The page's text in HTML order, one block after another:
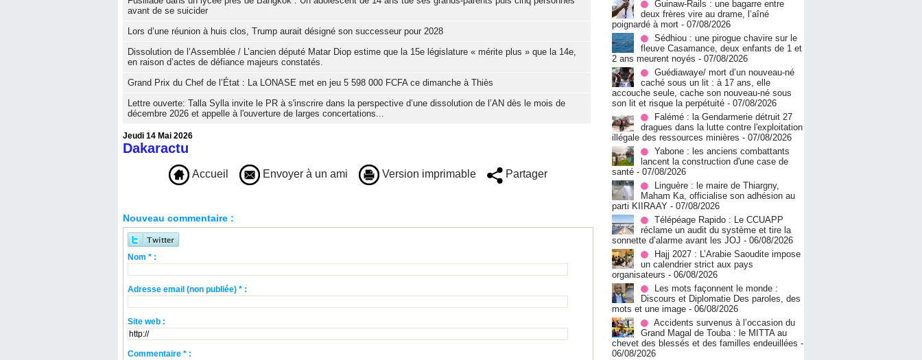
avant de se suicider
Lors d’une réunion à huis clos, Trump aurait désigné son successeur pour 2028
Dissolution de l’Assemblée / L’ancien député Matar Diop estime que la 15e législature « mérite plus » que la 14e,
en raison d’actes de défiance majeurs constatés.
Grand Prix du Chef de l’État : La LONASE met en jeu 5 598 000 FCFA ce dimanche à Thiès
Lettre ouverte: Talla Sylla invite le PR à s'inscrire dans la perspective d’une dissolution de l’AN dès le mois de
décembre 2026 et appelle à l'ouverture de larges concertations...
Jeudi 14 Mai 2026
Dakaractu
Accueil Envoyer à un ami Version imprimable Partager
Nouveau commentaire :
Nom * :
Adresse email (non publiée) * :
Site web :
Commentaire * :
Guinaw-Rails : une bagarre entre
deux frères vire au drame, l’aîné
poignardé à mort - 07/08/2026
Sédhiou : une pirogue chavire sur le
fleuve Casamance, deux enfants de 1 et
2 ans meurent noyés - 07/08/2026
Guédiawaye/ mort d’un nouveau-né
caché sous un lit : à 17 ans, elle
accouche seule, cache son nouveau-né sous
son lit et risque la perpétuité - 07/08/2026
Falémé : la Gendarmerie détruit 27
dragues dans la lutte contre l'exploitation
illégale des ressources minières - 07/08/2026
Yabone : les anciens combattants
lancent la construction d'une case de
santé - 07/08/2026
Linguère : le maire de Thiargny,
Maham Ka, officialise son adhésion au
parti KIIRAAY - 07/08/2026
Télépéage Rapido : Le CCUAPP
réclame un audit du système et tire la
sonnette d’alarme avant les JOJ - 06/08/2026
Hajj 2027 : L’Arabie Saoudite impose
un calendrier strict aux pays
organisateurs - 06/08/2026
Les mots façonnent le monde :
Discours et Diplomatie Des paroles, des
mots et une image - 06/08/2026
Accidents survenus à l’occasion du
Grand Magal de Touba : le MITTA au
chevet des blessés et des familles endeuillées -
06/08/2026